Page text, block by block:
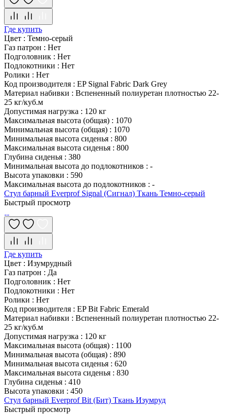
Где купить
Цвет : Темно-серый
Газ патрон : Нет
Подголовник : Нет
Подлокотники : Нет
Ролики : Нет
Код производителя : EP Signal Fabric Dark Grey
Материал набивки : Вспененный полиуретан плотностью 22-
25 кг/куб.м
Допустимая нагрузка : 120 кг
Максимальная высота (общая) : 1070
Минимальная высота (общая) : 1070
Минимальная высота сиденья : 800
Максимальная высота сиденья : 800
Глубина сиденья : 380
Минимальная высота до подлокотников : -
Высота упаковки : 590
Максимальная высота до подлокотников : -
Стул барный Everprof Signal (Сигнал) Ткань Темно-серый
Быстрый просмотр
Где купить
Цвет : Изумрудный
Газ патрон : Да
Подголовник : Нет
Подлокотники : Нет
Ролики : Нет
Код производителя : EP Bit Fabric Emerald
Материал набивки : Вспененный полиуретан плотностью 22-
25 кг/куб.м
Допустимая нагрузка : 120 кг
Максимальная высота (общая) : 1100
Минимальная высота (общая) : 890
Минимальная высота сиденья : 620
Максимальная высота сиденья : 830
Глубина сиденья : 410
Высота упаковки : 450
Стул барный Everprof Bit (Бит) Ткань Изумруд
Быстрый просмотр